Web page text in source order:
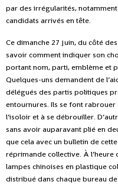
par des irrégularités,
candidats arrivés en tête.
Ce dimanche 27 juin, du côté
savoir comment indiquer son
portant nom, parti, emblème et
Quelques-uns demandent de
délégués des partis politiques
entournures. Ils se font
l’isoloir et à se débrouiller.
sans avoir auparavant plié en
que cela avec un bulletin de
réprimande collective. À
lampes chinoises en plastique
distribué dans chaque bureau